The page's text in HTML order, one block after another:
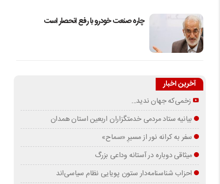
چاره صنعت خودرو با رفع انحصار است
آخرین اخبار
زخمی‌که جهان ندید…
بیانیه ستاد مردمی خدمتگزاران اربعین استان همدان
سفر به کرانه‌ نور از مسیرِ «سماح»
میثاقی دوباره در آستانه‌ وداعی بزرگ
احزاب شناسنامه‌دار ستون پویایی نظام سیاسی‌اند